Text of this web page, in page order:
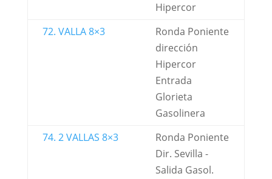
Hipercor
72. VALLA 8×3
Ronda Poniente
dirección
Hipercor
Entrada
Glorieta
Gasolinera
74. 2 VALLAS 8×3
Ronda Poniente
Dir. Sevilla -
Salida Gasol.